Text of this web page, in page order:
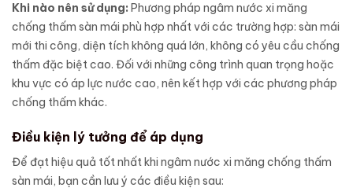
Khi nào nên sử dụng: Phương pháp ngâm nước xi măng
chống thấm sàn mái phù hợp nhất với các trường hợp: sàn mái
mới thi công, diện tích không quá lớn, không có yêu cầu chống
thấm đặc biệt cao. Đối với những công trình quan trọng hoặc
khu vực có áp lực nước cao, nên kết hợp với các phương pháp
chống thấm khác.
Điều kiện lý tưởng để áp dụng
Để đạt hiệu quả tốt nhất khi ngâm nước xi măng chống thấm
sàn mái, bạn cần lưu ý các điều kiện sau: